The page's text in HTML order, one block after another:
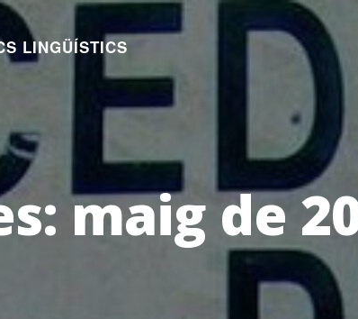
LINGÜÍSTICS
maig de